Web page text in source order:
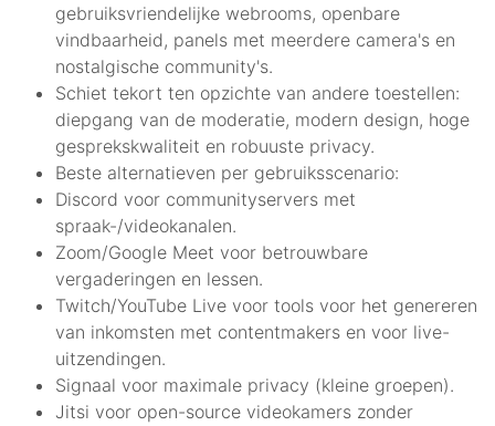
gebruiksvriendelijke webrooms, openbare
vindbaarheid, panels met meerdere camera's en
nostalgische community's.
Schiet tekort ten opzichte van andere toestellen:
diepgang van de moderatie, modern design, hoge
gesprekskwaliteit en robuuste privacy.
Beste alternatieven per gebruiksscenario:
Discord voor communityservers met
spraak-/videokanalen.
Zoom/Google Meet voor betrouwbare
vergaderingen en lessen.
Twitch/YouTube Live voor tools voor het genereren
van inkomsten met contentmakers en voor live-
uitzendingen.
Signaal voor maximale privacy (kleine groepen).
Jitsi voor open-source videokamers zonder